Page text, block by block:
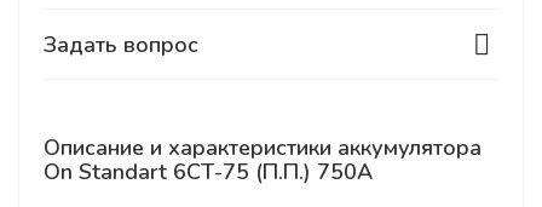
Задать вопрос
Описание и характеристики аккумулятора
On Standart 6СТ-75 (П.П.) 750А